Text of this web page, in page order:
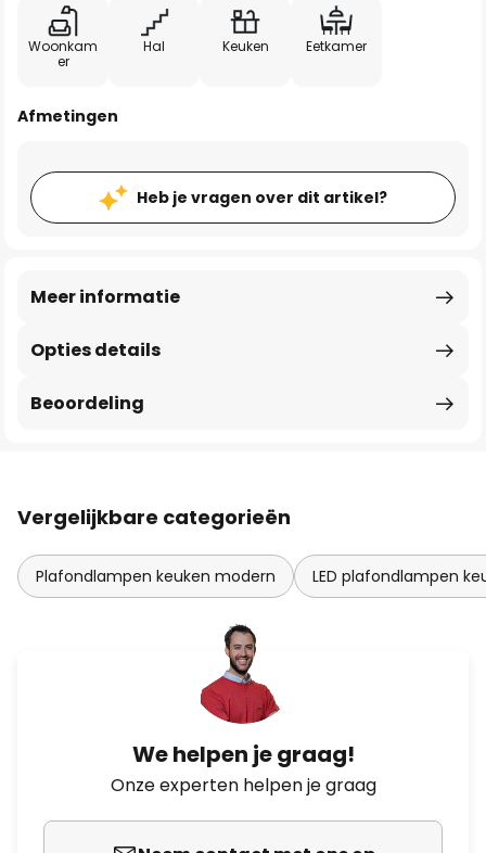
Woonkam
er
Hal Keuken Eetkamer
Afmetingen
Heb je vragen over dit artikel?
Opties details
Meer informatie
Beoordeling
Vergelijkbare categorieën
Plafondlampen keuken modern LED plafondlampen
We helpen je graag!
Onze experten helpen je graag